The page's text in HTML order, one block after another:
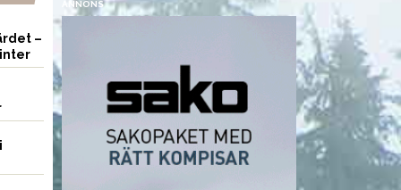
–
ANNONS